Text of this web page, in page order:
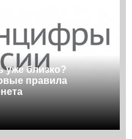
уже близко?
правила